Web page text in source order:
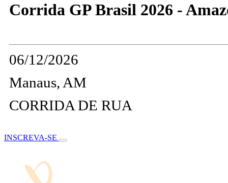
Corrida GP Brasil 2026 -
06/12/2026
Manaus, AM
CORRIDA DE RUA
INSCREVA-SE